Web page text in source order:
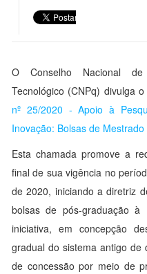
O Conselho Nacional de
Tecnológico (CNPq) divulga
nº 25/2020 - Apoio à
Inovação: Bolsas de
Esta chamada promove a
final de sua vigência no
de 2020, iniciando a diretriz
bolsas de pós-graduação
iniciativa, em concepção
gradual do sistema antigo de
de concessão por meio de